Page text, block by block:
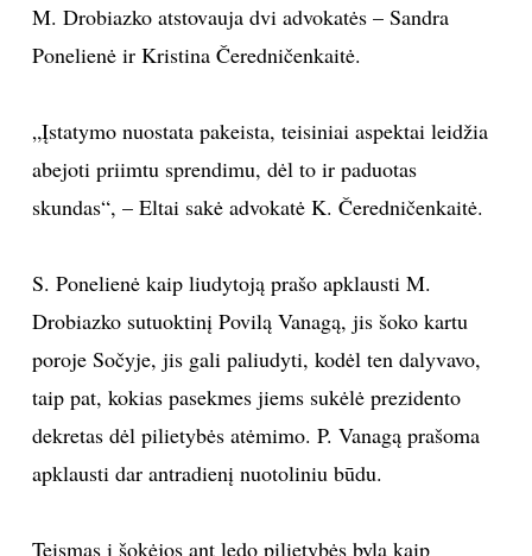
PRENUMERUOK
NAUJIENLAIŠKĮ
Prenumeruodami portalą,
Jūs sutinkate su
M. Drobiazko atstovauja dvi advokatės – Sandra
Ponelienė ir Kristina Čeredničenkaitė.
„Įstatymo nuostata pakeista, teisiniai aspektai leidžia
abejoti priimtu sprendimu, dėl to ir paduotas
skundas“, – Eltai sakė advokatė K. Čeredničenkaitė.
S. Ponelienė kaip liudytoją prašo apklausti M.
Drobiazko sutuoktinį Povilą Vanagą, jis šoko kartu
poroje Sočyje, jis gali paliudyti, kodėl ten dalyvavo,
taip pat, kokias pasekmes jiems sukėlė prezidento
dekretas dėl pilietybės atėmimo. P. Vanagą prašoma
apklausti dar antradienį nuotoliniu būdu.
Teismas į šokėjos ant ledo pilietybės bylą kaip